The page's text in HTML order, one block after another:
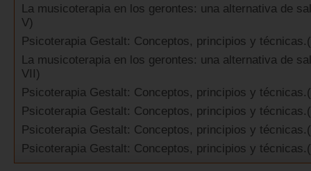
La musicoterapia en los gerontes: una alternativa de
V)
Psicoterapia Gestalt: Conceptos, principios y
La musicoterapia en los gerontes: una alternativa de
VII)
Psicoterapia Gestalt: Conceptos, principios y
Psicoterapia Gestalt: Conceptos, principios y
Psicoterapia Gestalt: Conceptos, principios y
Psicoterapia Gestalt: Conceptos, principios y